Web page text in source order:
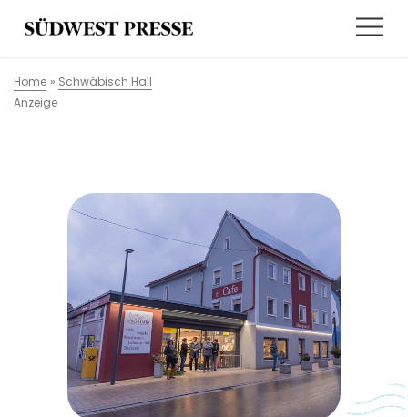
Home » Schwäbisch Hall
Anzeige